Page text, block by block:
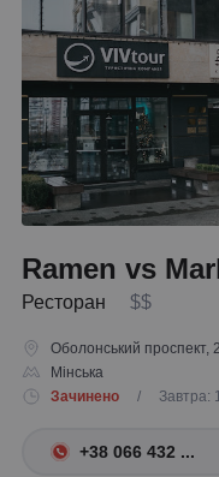
Ramen vs
Ресторан $$
Оболонський проспект,
Мінська
Зачинено
/ Завтра:
+38 066 432 ...